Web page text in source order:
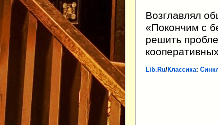
Возглавлял
«Покончим с
решить
Lib.Ru/Классика: